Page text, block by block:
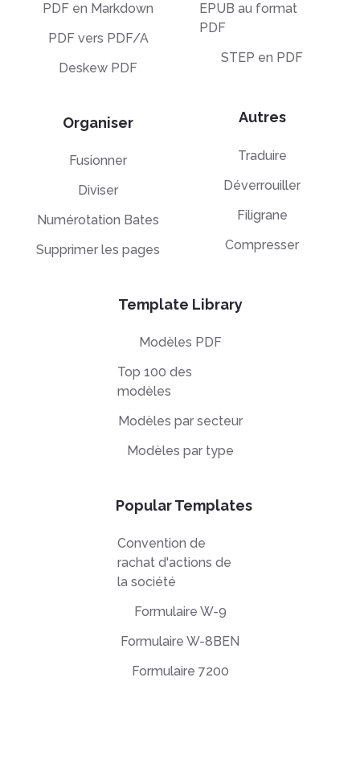
PDF en Markdown
PDF vers PDF/A
Deskew PDF
Organiser
Fusionner
Diviser
Numérotation Bates
Supprimer les pages
EPUB au format
PDF
STEP en PDF
Autres
Traduire
Déverrouiller
Filigrane
Compresser
Template Library
Modèles PDF
Top 100 des
modèles
Modèles par secteur
Modèles par type
Popular Templates
Convention de
rachat d'actions de
la société
Formulaire W-9
Formulaire W-8BEN
Formulaire 7200